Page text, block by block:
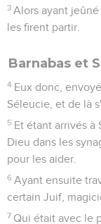
3 Alors ayant
les firent partir.
Barnabas et
4 Eux donc,
Séleucie, et de là
5 Et étant arrivés à
Dieu dans les
pour les aider.
6 Ayant ensuite
certain Juif,
7 Qui était avec le